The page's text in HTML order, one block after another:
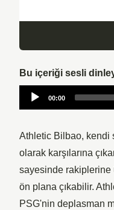
Bu içeriği sesli
Audio
00:00
Athletic Bilbao, kendi
olarak karşılarına
sayesinde rakiplerine
ön plana çıkabilir.
PSG'nin deplasman